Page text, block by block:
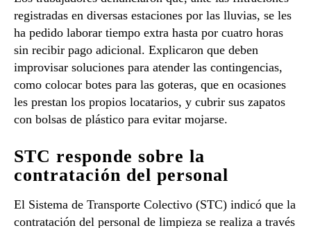
registradas en diversas estaciones por las lluvias, se les
ha pedido laborar tiempo extra hasta por cuatro horas
sin recibir pago adicional. Explicaron que deben
improvisar soluciones para atender las contingencias,
como colocar botes para las goteras, que en ocasiones
les prestan los propios locatarios, y cubrir sus zapatos
con bolsas de plástico para evitar mojarse.
STC responde sobre la
contratación del personal
El Sistema de Transporte Colectivo (STC) indicó que la
contratación del personal de limpieza se realiza a través